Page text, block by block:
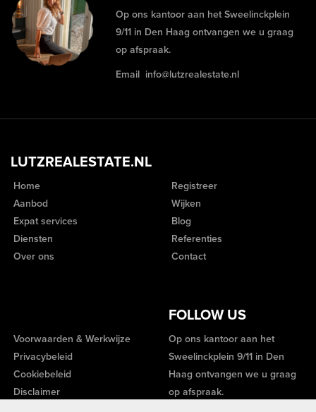
Op ons kantoor aan het Sweelinckplein
9/11 in Den Haag ontvangen we u graag
op afspraak.
Email info@lutzrealestate.nl
LUTZREALESTATE.NL
Home
Aanbod
Expat services
Diensten
Over ons
Registreer
Wijken
Blog
Referenties
Contact
FOLLOW US
Voorwaarden & Werkwijze
Privacybeleid
Cookiebeleid
Disclaimer
Op ons kantoor aan het
Sweelinckplein 9/11 in Den
Haag ontvangen we u graag
op afspraak.